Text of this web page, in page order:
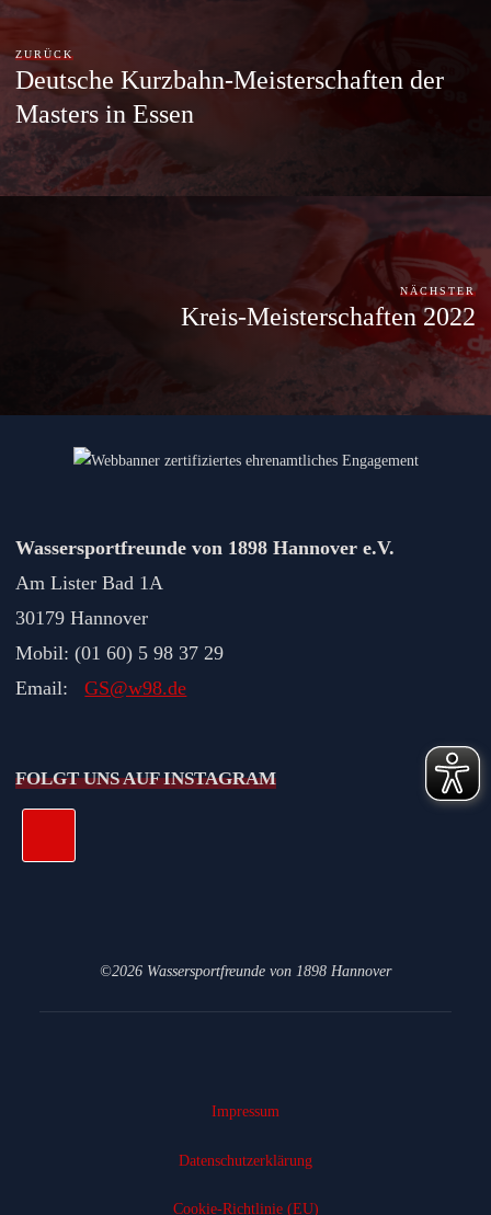
ZURÜCK
Deutsche Kurzbahn-Meisterschaften der
Masters in Essen
NÄCHSTER
Kreis-Meisterschaften 2022
Wassersportfreunde von 1898 Hannover e.V.
Am Lister Bad 1A
30179 Hannover
Mobil: (01 60) 5 98 37 29
Email:GS@w98.de
FOLGT UNS AUF INSTAGRAM
©2026 Wassersportfreunde von 1898 Hannover
Impressum
Datenschutz­erklärung
Cookie-Richtlinie (EU)